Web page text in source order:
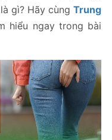
gì? Hãy cùng Trung
hiểu ngay trong bài